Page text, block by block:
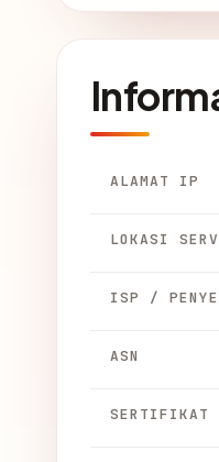
ALAMAT IP
LOKASI
ISP /
ASN
SERTIFIKAT